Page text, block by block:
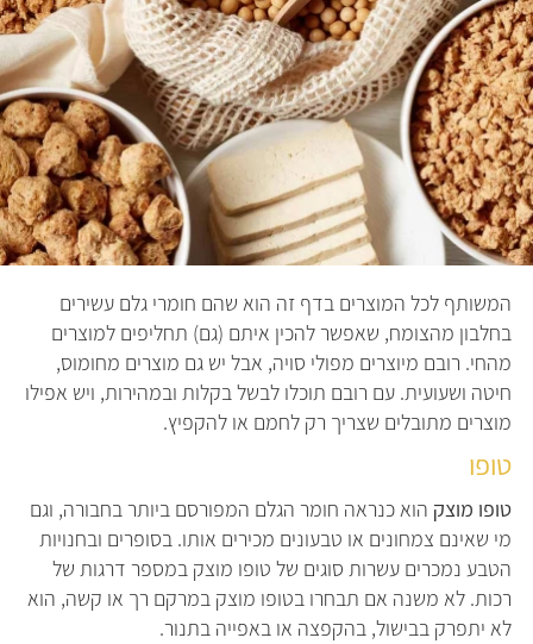
המשותף לכל המוצרים בדף זה הוא שהם חומרי גלם עשירים
בחלבון מהצומח, שאפשר להכין איתם (גם) תחליפים למוצרים
מהחי. רובם מיוצרים מפולי סויה, אבל יש גם מוצרים מחומוס,
חיטה ושעועית. עם רובם תוכלו לבשל בקלות ובמהירות, ויש אפילו
מוצרים מתובלים שצריך רק לחמם או להקפיץ.
טופו
טופו מוצק הוא כנראה חומר הגלם המפורסם ביותר בחבורה, וגם
מי שאינם צמחונים או טבעונים מכירים אותו. בסופרים ובחנויות
הטבע נמכרים עשרות סוגים של טופו מוצק במספר דרגות של
רכות. לא משנה אם תבחרו בטופו מוצק במרקם רך או קשה, הוא
לא יתפרק בבישול, בהקפצה או באפייה בתנור.